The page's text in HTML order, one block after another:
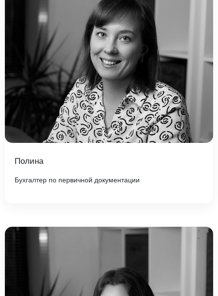
Полина
Бухгалтер по первичной документации